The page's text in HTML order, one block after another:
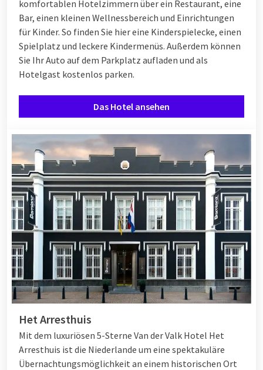
komfortablen Hotelzimmern über ein Restaurant, eine
Bar, einen kleinen Wellnessbereich und Einrichtungen
für Kinder. So finden Sie hier eine Kinderspielecke, einen
Spielplatz und leckere Kindermenüs. Außerdem können
Sie Ihr Auto auf dem Parkplatz aufladen und als
Hotelgast kostenlos parken.
Das Hotel ansehen
Het Arresthuis
Mit dem luxuriösen 5-Sterne Van der Valk Hotel Het
Arresthuis ist die Niederlande um eine spektakuläre
Übernachtungsmöglichkeit an einem historischen Ort